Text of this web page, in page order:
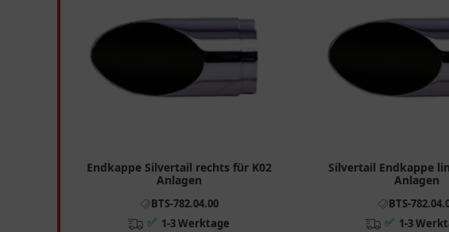
Endkappe Silvertail rechts für K02
Anlagen
BTS-782.04.00
✅ 1-3 Werktage
Silvertail Endkappe
Anlagen
BTS-
✅ 1-3